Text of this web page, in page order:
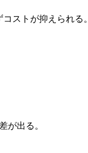
ストが抑えられる。
が出る。